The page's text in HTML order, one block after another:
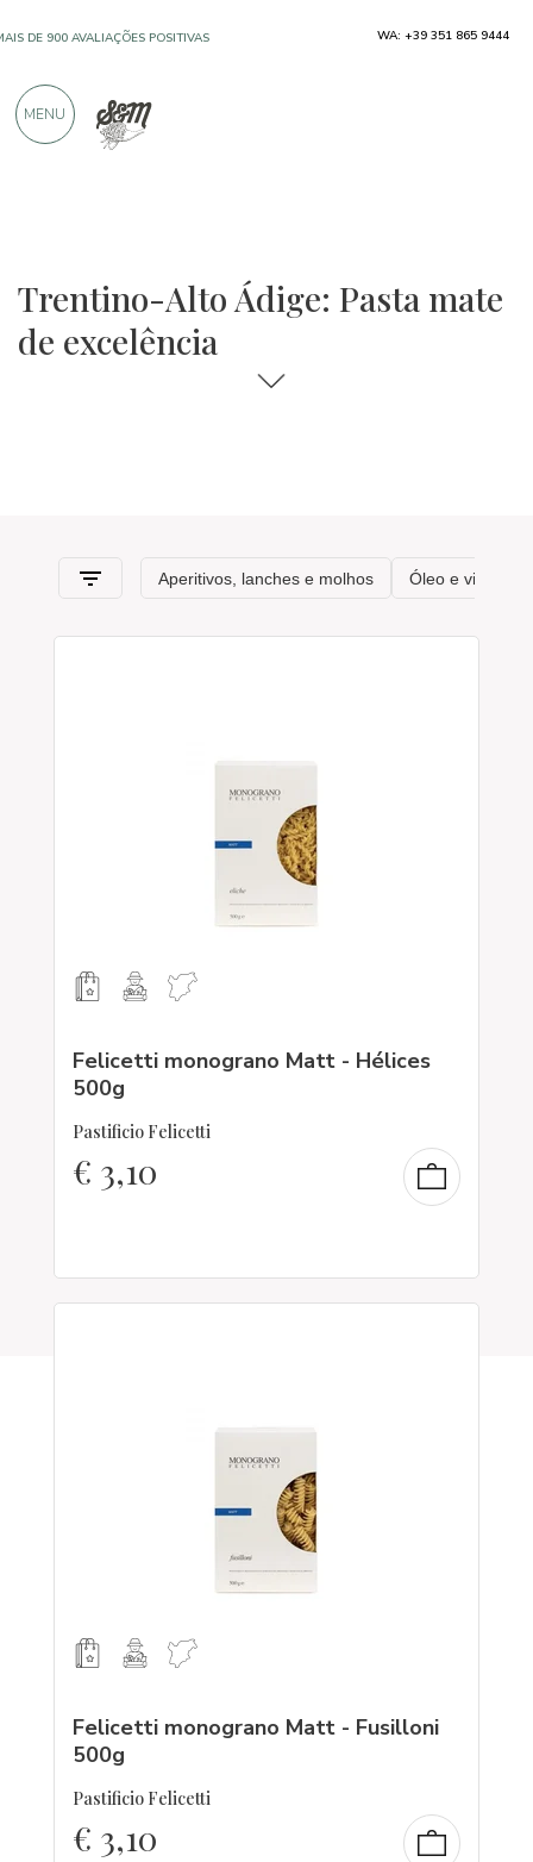
Trentino-Alto Ádige: Pasta mate
de excelência
Felicetti monograno Matt - Hélices
500g
Pastificio Felicetti
€ 3,10
Felicetti monograno Matt - Fusilloni
500g
Pastificio Felicetti
€ 3,10
GRÁTIS ACIMA €990,00
PRODUTOS DE EXCELENTES
WA: +39 351 865 9444
MENU